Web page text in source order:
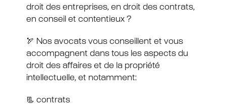
droit des entreprises, en droit des contrats,
en conseil et contentieux ?
🏹 Nos avocats vous conseillent et vous
accompagnent dans tous les aspects du
droit des affaires et de la propriété
intellectuelle, et notamment:
📃 contrats